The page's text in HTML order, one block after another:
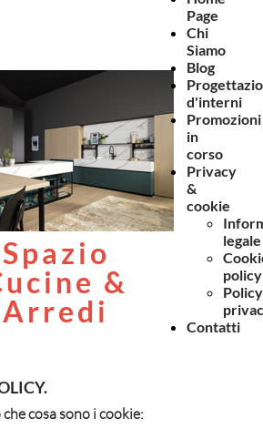
cosa sono i cookie:
Spazio
&
Arredi
Page
Chi
Siamo
Blog
d'interni
Promozioni
in
corso
Privacy
&
cookie
legale
policy
Policy
Contatti